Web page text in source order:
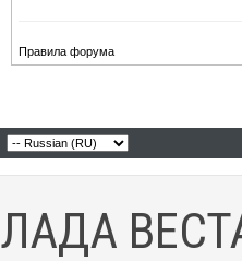
Правила форума
ЛАДА